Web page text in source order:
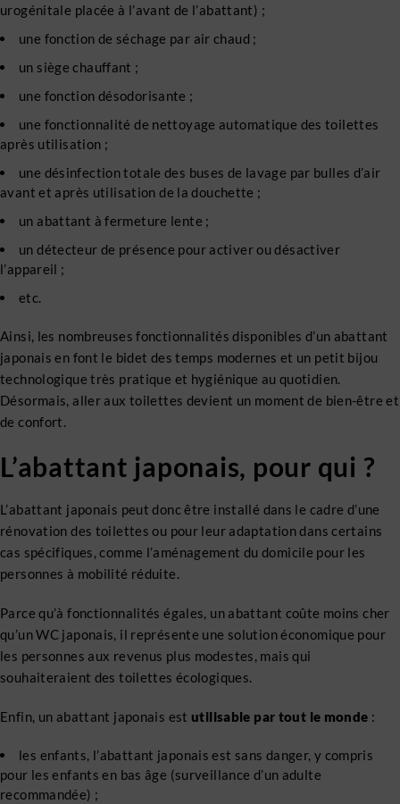
urogénitale placée à l’avant de l’abattant) ;
une fonction de séchage par air chaud ;
un siège chauffant ;
une fonction désodorisante ;
une fonctionnalité de nettoyage automatique des toilettes
après utilisation ;
une désinfection totale des buses de lavage par bulles d’air
avant et après utilisation de la douchette ;
un abattant à fermeture lente ;
un détecteur de présence pour activer ou désactiver
l’appareil ;
etc.
Ainsi, les nombreuses fonctionnalités disponibles d’un abattant
japonais en font le bidet des temps modernes et un petit bijou
technologique très pratique et hygiénique au quotidien.
Désormais, aller aux toilettes devient un moment de bien-être et
de confort.
L’abattant japonais, pour qui ?
L’abattant japonais peut donc être installé dans le cadre d’une
rénovation des toilettes ou pour leur adaptation dans certains
cas spécifiques, comme l’aménagement du domicile pour les
personnes à mobilité réduite.
Parce qu’à fonctionnalités égales, un abattant coûte moins cher
qu’un WC japonais, il représente une solution économique pour
les personnes aux revenus plus modestes, mais qui
souhaiteraient des toilettes écologiques.
Enfin, un abattant japonais est utilisable par tout le monde :
les enfants, l’abattant japonais est sans danger, y compris
pour les enfants en bas âge (surveillance d’un adulte
recommandée) ;